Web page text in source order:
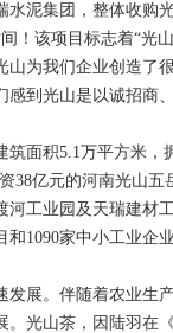
集团，整体收购光
！该项目标志着“光
山为我们企业创造了
到光山是以诚招商
积5.1万平方米，
38亿元的河南光山
河工业园及天瑞建材
1090家中小工业企
。伴随着农业生产
光山茶，因陆羽在